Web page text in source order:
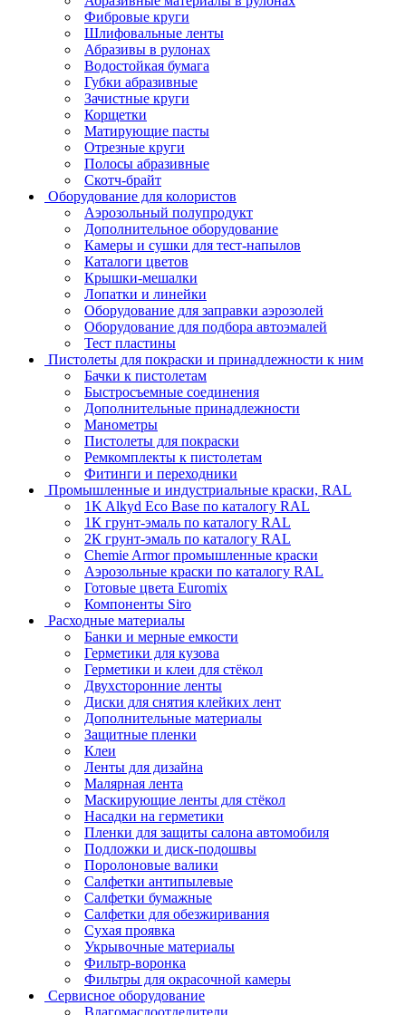
Фибровые круги
Шлифовальные ленты
Абразивы в рулонах
Водостойкая бумага
Губки абразивные
Зачистные круги
Корщетки
Матирующие пасты
Отрезные круги
Полосы абразивные
Скотч-брайт
Оборудование для колористов
Аэрозольный полупродукт
Дополнительное оборудование
Камеры и сушки для тест-напылов
Каталоги цветов
Крышки-мешалки
Лопатки и линейки
Оборудование для заправки аэрозолей
Оборудование для подбора автоэмалей
Тест пластины
Пистолеты для покраски и принадлежности к ним
Бачки к пистолетам
Быстросъемные соединения
Дополнительные принадлежности
Манометры
Пистолеты для покраски
Ремкомплекты к пистолетам
Фитинги и переходники
Промышленные и индустриальные краски, RAL
1K Alkyd Eco Base по каталогу RAL
1К грунт-эмаль по каталогу RAL
2К грунт-эмаль по каталогу RAL
Chemie Armor промышленные краски
Аэрозольные краски по каталогу RAL
Готовые цвета Euromix
Компоненты Siro
Расходные материалы
Банки и мерные емкости
Герметики для кузова
Герметики и клеи для стёкол
Двухсторонние ленты
Диски для снятия клейких лент
Дополнительные материалы
Защитные пленки
Клеи
Ленты для дизайна
Малярная лента
Маскирующие ленты для стёкол
Насадки на герметики
Пленки для защиты салона автомобиля
Подложки и диск-подошвы
Поролоновые валики
Салфетки антипылевые
Салфетки бумажные
Салфетки для обезжиривания
Сухая проявка
Укрывочные материалы
Фильтр-воронка
Фильтры для окрасочной камеры
Сервисное оборудование
Влагомаслоотделители